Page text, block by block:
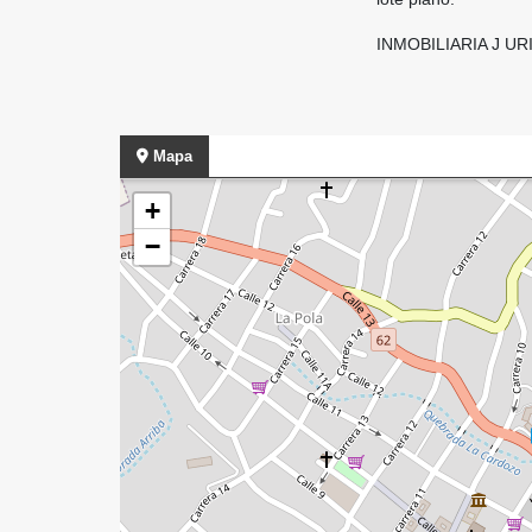
INMOBILIARIA J
Mapa
+
−